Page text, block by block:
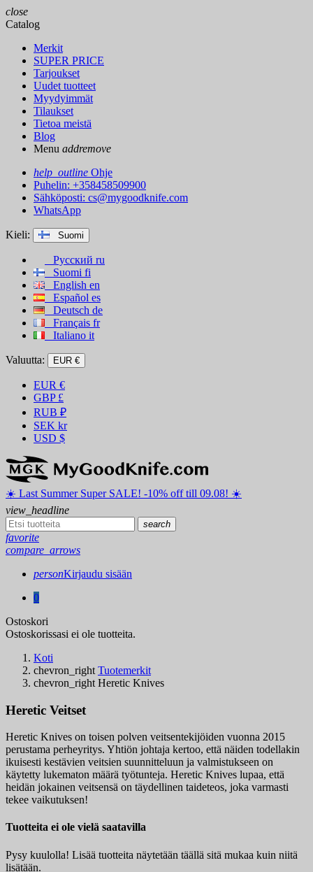
close
Catalog
Merkit
SUPER PRICE
Tarjoukset
Uudet tuotteet
Myydyimmät
Tilaukset
Tietoa meistä
Blog
Menu addremove
help_outline Ohje
Puhelin: +358458509900
Sähköposti: cs@mygoodknife.com
WhatsApp
Kieli: Suomi
Русский ru
Suomi fi
English en
Español es
Deutsch de
Français fr
Italiano it
Valuutta: EUR €
EUR €
GBP £
RUB ₽
SEK kr
USD $
☀️ ️Last Summer Super SALE! -10% off till 09.08! ☀️
view_headline
search
favorite
compare_arrows
personKirjaudu sisään
0
Ostoskori
Ostoskorissasi ei ole tuotteita.
Koti
chevron_right Tuotemerkit
chevron_right Heretic Knives
Heretic Veitset
Heretic Knives on toisen polven veitsentekijöiden vuonna 2015
perustama perheyritys. Yhtiön johtaja kertoo, että näiden todellakin
ikuisesti kestävien veitsien suunnitteluun ja valmistukseen on
käytetty lukematon määrä työtunteja. Heretic Knives lupaa, että
heidän jokainen veitsensä on täydellinen taideteos, joka varmasti
tekee vaikutuksen!
Tuotteita ei ole vielä saatavilla
Pysy kuulolla! Lisää tuotteita näytetään täällä sitä mukaa kuin niitä
lisätään.